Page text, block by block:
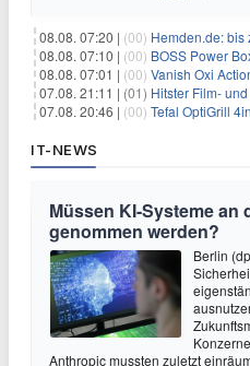
08.08. 07:20 | (00) Hemden.de: bis zu
08.08. 07:10 | (00) BOSS Power
08.08. 07:01 | (00) Vanish Oxi
07.08. 21:11 | (01) Hitster Film- und
07.08. 20:46 | (00) Tefal OptiGrill 4in1
IT-NEWS
Müssen KI-Systeme an
genommen werden?
Berlin
Anthropic mussten zuletzt